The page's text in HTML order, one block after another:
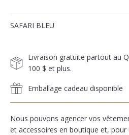
SAFARI BLEU
Livraison gratuite partout au
100 $ et plus.
Emballage cadeau disponible
Nous pouvons agencer vos
et accessoires en boutique et, pour